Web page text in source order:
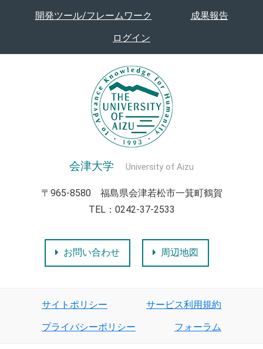
開発ツール/フレームワーク 成果報告
ログイン
会津大学 University of Aizu
〒965-8580 福島県会津若松市一箕町鶴賀
TEL：0242-37-2533
お問い合わせ 周辺地図
サイトポリシー サービス利用規約
プライバシーポリシー フォーラム